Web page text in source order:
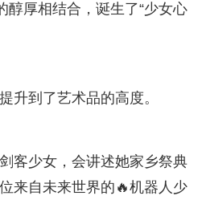
醇厚相结合，诞生了“少女心
升到了艺术品的高度。
客少女，会讲述她家乡祭典
来自未来世界的🔥机器人少